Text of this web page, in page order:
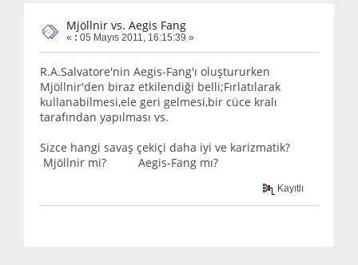
Mjöllnir vs. Aegis Fang
« : 05 Mayıs 2011, 16:15:39 »
R.A.Salvatore'nin Aegis-Fang'ı oluştururken
Mjöllnir'den biraz etkilendiği belli;Fırlatılarak
kullanabilmesi,ele geri gelmesi,bir cüce kralı
tarafından yapılması vs.
Sizce hangi savaş çekiçi daha iyi ve karizmatik?
Mjöllnir mi? Aegis-Fang mı?
Kayıtlı